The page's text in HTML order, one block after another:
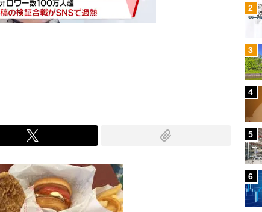
2
3
4
5
6